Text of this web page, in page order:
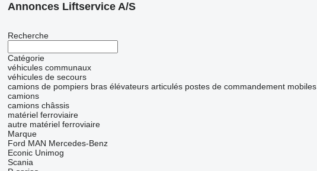
Annonces Liftservice A/S
Recherche
Catégorie
véhicules communaux
véhicules de secours
camions de pompiers bras élévateurs articulés postes de commandement mobiles
camions
camions châssis
matériel ferroviaire
autre matériel ferroviaire
Marque
Ford MAN Mercedes-Benz
Econic Unimog
Scania